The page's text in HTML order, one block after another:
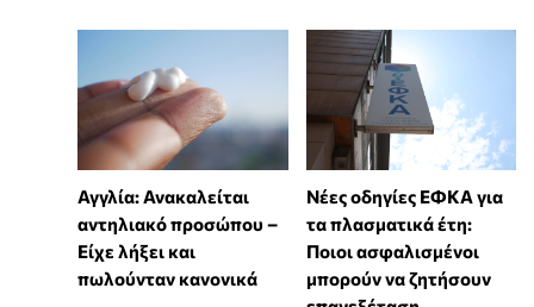
Αγγλία: Ανακαλείται
αντηλιακό προσώπου –
Είχε λήξει και
πωλούνταν κανονικά
Νέες οδηγίες ΕΦΚΑ για
τα πλασματικά έτη:
Ποιοι ασφαλισμένοι
μπορούν να ζητήσουν